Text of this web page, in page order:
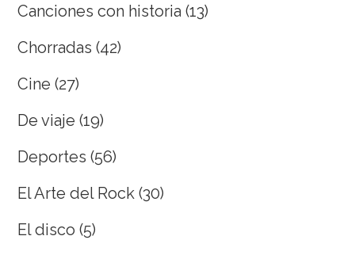
Canciones con historia (13)
Chorradas (42)
Cine (27)
De viaje (19)
Deportes (56)
El Arte del Rock (30)
El disco (5)